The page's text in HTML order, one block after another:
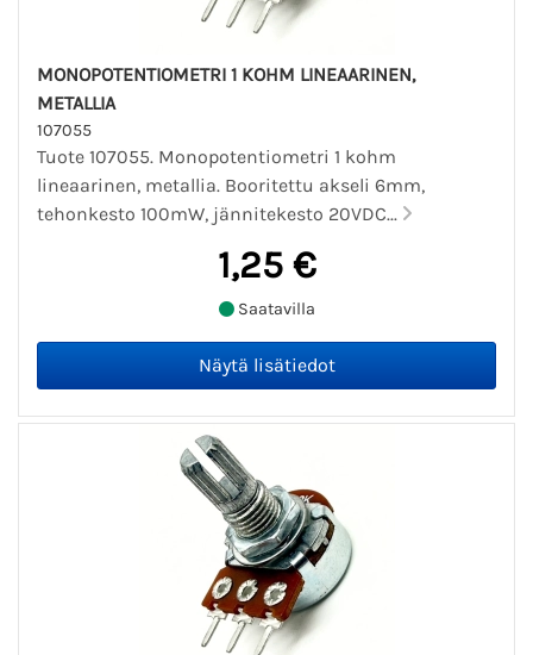
MONOPOTENTIOMETRI 1 KOHM LINEAARINEN,
METALLIA
107055
Tuote 107055. Monopotentiometri 1 kohm
lineaarinen, metallia. Booritettu akseli 6mm,
tehonkesto 100mW, jännitekesto 20VDC...
1,25 €
Saatavilla